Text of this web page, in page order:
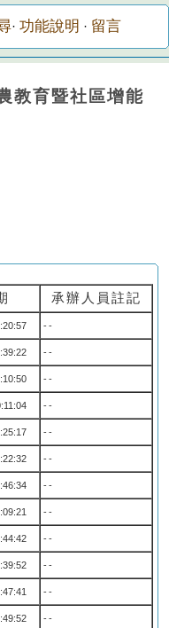
· 功能說明 · 留言
教育暨社區增能
承辦人員註記
--
--
--
--
--
--
--
--
--
--
--
--